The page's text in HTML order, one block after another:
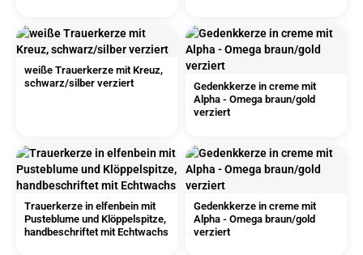
weiße Trauerkerze mit Kreuz,
schwarz/silber verziert
Gedenkkerze in creme mit
Alpha - Omega braun/gold
verziert
Trauerkerze in elfenbein mit
Pusteblume und Klöppelspitze,
handbeschriftet mit Echtwachs
Gedenkkerze in creme mit
Alpha - Omega braun/gold
verziert